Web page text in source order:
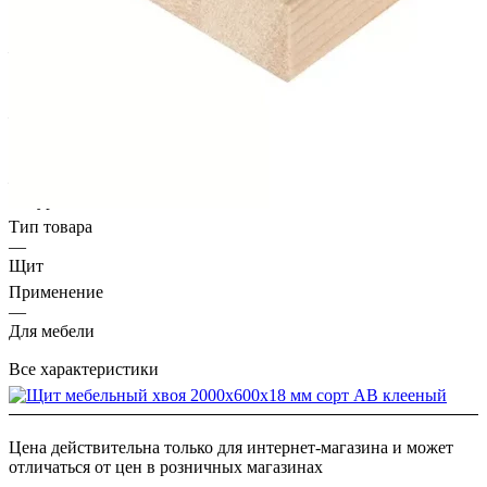
Тип товара
—
Щит
Применение
—
Для мебели
Все характеристики
Цена действительна только для интернет-магазина и может
отличаться от цен в розничных магазинах